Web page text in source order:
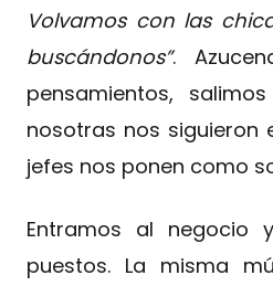
Volvamos con las
buscándonos”.
pensamientos,
nosotras nos siguieron
jefes nos ponen como
Entramos al
puestos. La misma